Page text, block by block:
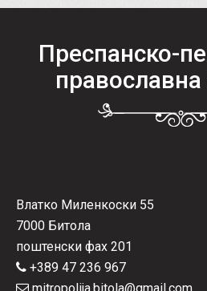
Преспанско-
православна
Влатко Миленкоски 55
7000 Битола
поштенски фах 201
+389 47 236 967